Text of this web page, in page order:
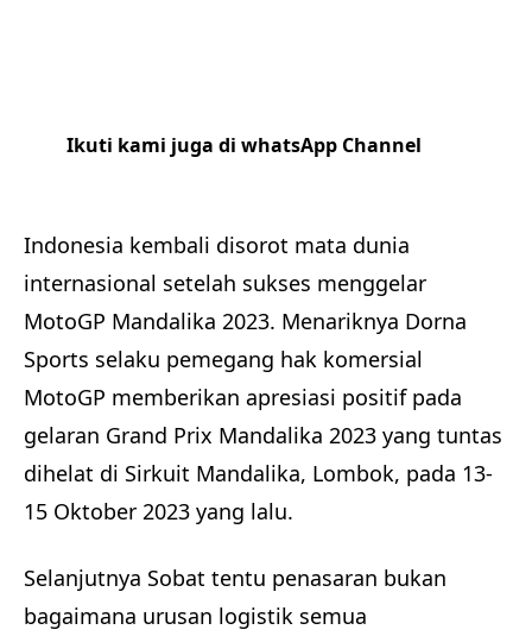
Ikuti kami juga di whatsApp Channel
Indonesia kembali disorot mata dunia
internasional setelah sukses menggelar
MotoGP Mandalika 2023. Menariknya Dorna
Sports selaku pemegang hak komersial
MotoGP memberikan apresiasi positif pada
gelaran Grand Prix Mandalika 2023 yang tuntas
dihelat di Sirkuit Mandalika, Lombok, pada 13-
15 Oktober 2023 yang lalu.
Selanjutnya Sobat tentu penasaran bukan
bagaimana urusan logistik semua